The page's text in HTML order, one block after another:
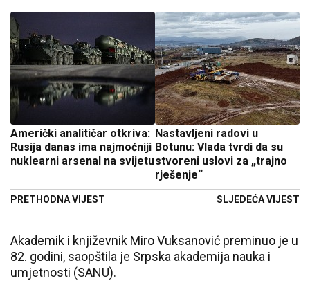
Američki analitičar otkriva:
Rusija danas ima najmoćniji
nuklearni arsenal na svijetu
PRETHODNA VIJEST
Nastavljeni radovi u
Botunu: Vlada tvrdi da su
stvoreni uslovi za „trajno
rješenje“
SLJEDEĆA VIJEST
Akademik i književnik Miro Vuksanović preminuo je u
82. godini, saopštila je Srpska akademija nauka i
umjetnosti (SANU).